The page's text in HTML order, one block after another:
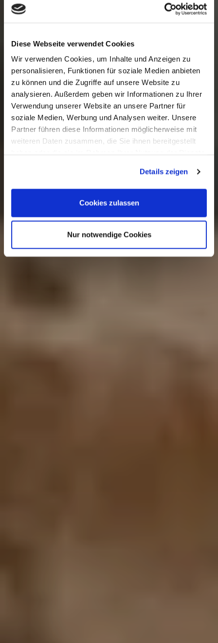
Diese Webseite verwendet Cookies
Wir verwenden Cookies, um Inhalte und Anzeigen zu
personalisieren, Funktionen für soziale Medien anbieten
zu können und die Zugriffe auf unsere Website zu
analysieren. Außerdem geben wir Informationen zu Ihrer
Verwendung unserer Website an unsere Partner für
soziale Medien, Werbung und Analysen weiter. Unsere
Partner führen diese Informationen möglicherweise mit
weiteren Daten zusammen, die Sie ihnen bereitgestellt
Details zeigen
Cookies zulassen
Nur notwendige Cookies